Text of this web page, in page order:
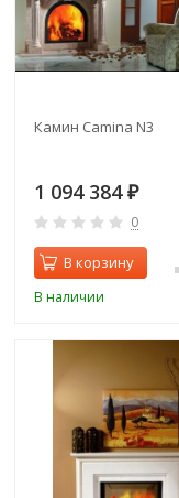
Камин Camina N3
1 094 384 ₽
0
В корзину
В наличии